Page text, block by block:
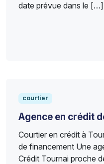
date prévue dans le […]
courtier
Agence en crédit
Courtier en crédit à
de financement Une
Crédit Tournai proche